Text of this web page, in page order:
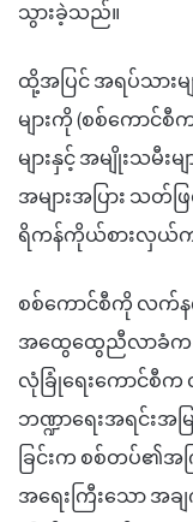
သွားခဲ့သည်။
ထို့အပြင် အရပ်သား
များကို (စစ်ကောင်
များနှင့် အမျိုးသမီ
အများအပြား သတ်ဖ
ရိကန်ကိုယ်စားလှယ်က
စစ်ကောင်စီကို လက်
အထွေထွေညီလာခံက
လုံခြုံရေးကောင်စီက
ဘဏ္ဍာရေးအရင်းအမ
ခြင်းက စစ်တပ်၏အ
အရေးကြီးသော အချ